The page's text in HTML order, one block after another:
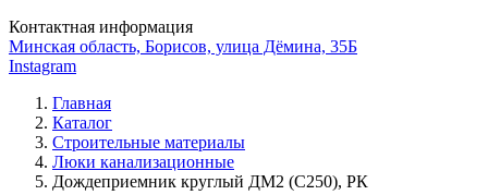
Контактная информация
Минская область, Борисов, улица Дёмина, 35Б
Instagram
Главная
Каталог
Строительные материалы
Люки канализационные
Дождеприемник круглый ДМ2 (С250), РК